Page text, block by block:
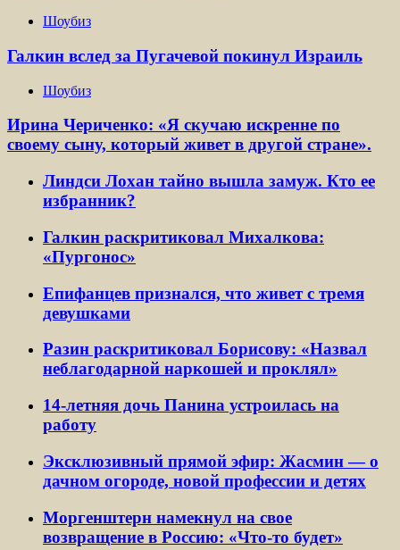
Шоубиз
Галкин вслед за Пугачевой покинул Израиль
Шоубиз
Ирина Чериченко: «Я скучаю искренне по
своему сыну, который живет в другой стране».
Линдси Лохан тайно вышла замуж. Кто ее
избранник?
Галкин раскритиковал Михалкова:
«Пургонос»
Епифанцев признался, что живет с тремя
девушками
Разин раскритиковал Борисову: «Назвал
неблагодарной наркошей и проклял»
14-летняя дочь Панина устроилась на
работу
Эксклюзивный прямой эфир: Жасмин — о
дачном огороде, новой профессии и детях
Моргенштерн намекнул на свое
возвращение в Россию: «Что-то будет»